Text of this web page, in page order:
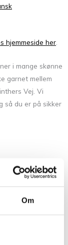
Om
hjemmeside her
i mange skønne
garnet mellem
Vej. Vi
så du er på sikker